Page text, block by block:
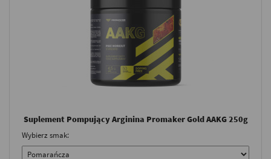
Suplement Pompujący Arginina Promaker Gold AAKG 250g
Wybierz smak: